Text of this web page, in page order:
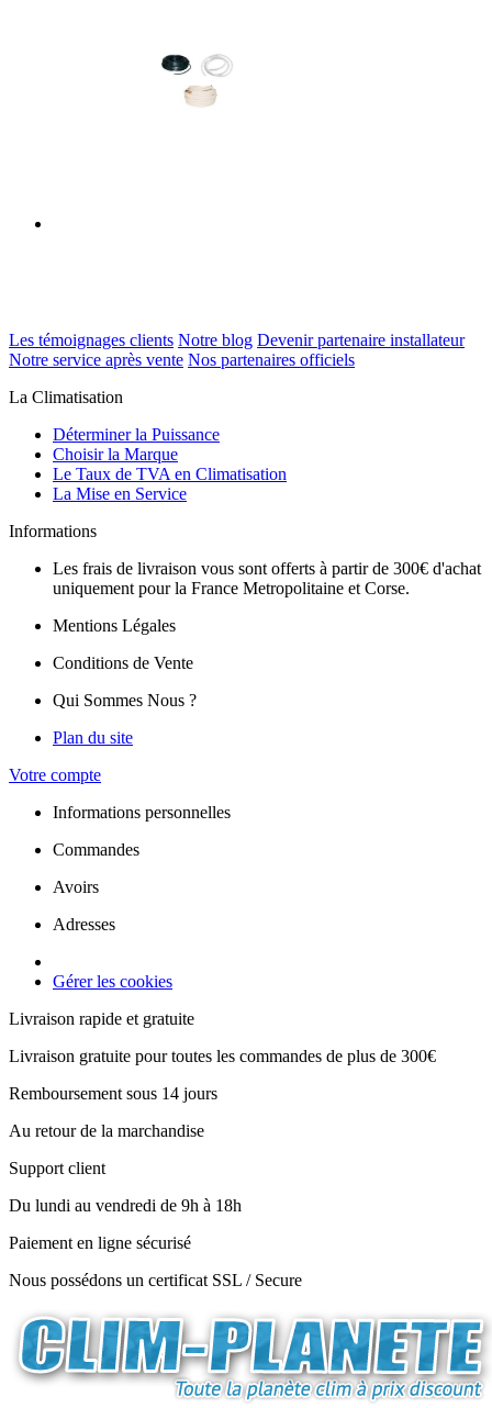
Les témoignages clients Notre blog Devenir partenaire installateur
Notre service après vente Nos partenaires officiels
La Climatisation
Déterminer la Puissance
Choisir la Marque
Le Taux de TVA en Climatisation
La Mise en Service
Informations
Les frais de livraison vous sont offerts à partir de 300€ d'achat
uniquement pour la France Metropolitaine et Corse.
Mentions Légales
Conditions de Vente
Qui Sommes Nous ?
Plan du site
Votre compte
Informations personnelles
Commandes
Avoirs
Adresses
Gérer les cookies
Livraison rapide et gratuite
Livraison gratuite pour toutes les commandes de plus de 300€
Remboursement sous 14 jours
Au retour de la marchandise
Support client
Du lundi au vendredi de 9h à 18h
Paiement en ligne sécurisé
Nous possédons un certificat SSL / Secure